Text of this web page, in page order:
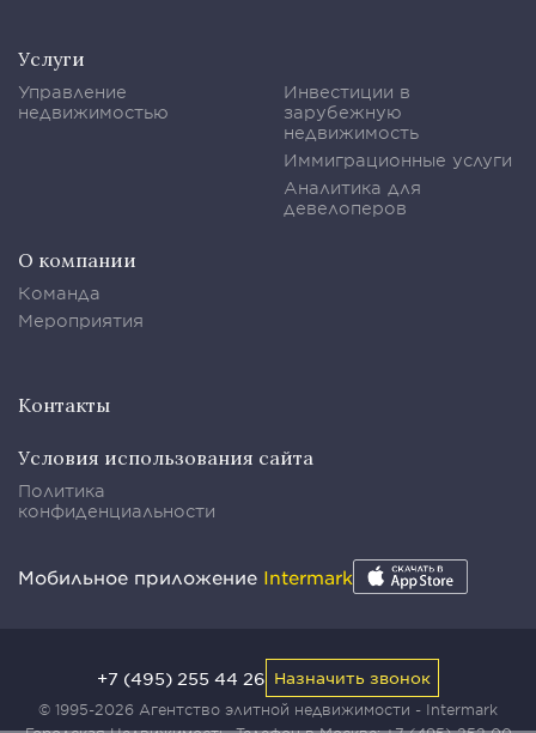
Услуги
Управление
недвижимостью
Инвестиции в
зарубежную
недвижимость
Иммиграционные услуги
Аналитика для
девелоперов
О компании
Команда
Мероприятия
Контакты
Условия использования сайта
Политика
конфиденциальности
Мобильное приложение Intermark
© 1995-2026 Агентство элитной недвижимости - Intermark
+7 (495) 255 44 26 Назначить звонок